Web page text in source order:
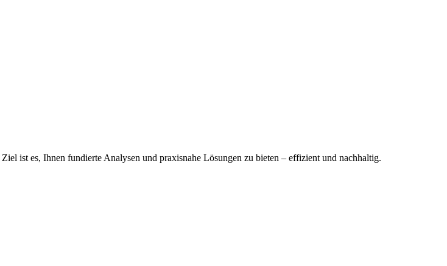
ist es, Ihnen fundierte Analysen und praxisnahe Lösungen zu bieten – effizient und nachhaltig.